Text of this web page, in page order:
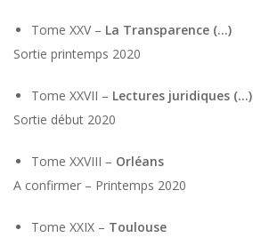
Tome XXV – La Transparence (…)
Sortie printemps 2020
Tome XXVII – Lectures juridiques (…)
Sortie début 2020
Tome XXVIII – Orléans
A confirmer – Printemps 2020
Tome XXIX – Toulouse